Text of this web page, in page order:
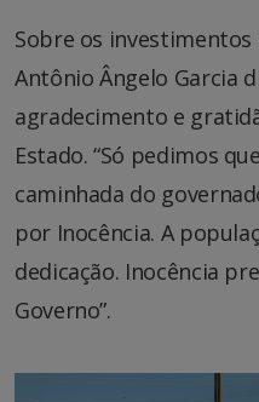
Sobre os
Antônio Ângelo Garcia
agradecimento e
Estado. “Só pedimos
caminhada do
por Inocência. A
dedicação. Inocência
Governo”.